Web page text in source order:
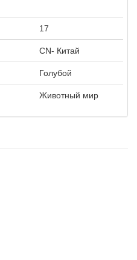
17
CN- Китай
Голубой
Животный мир